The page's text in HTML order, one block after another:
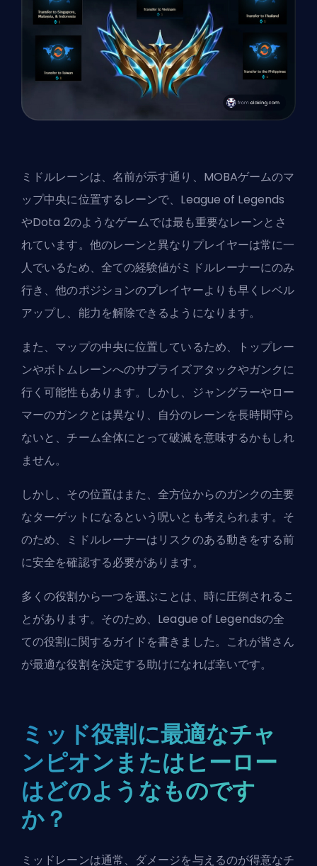
ミドルレーンは、名前が示す通り、 MOBAゲームのマ
ップ中央に位置するレーンで、League of Legends
やDota 2のようなゲームでは最も重要なレーンとさ
れています。他のレーンと異なりプレイヤーは常に一
人でいるため、全ての経験値がミドルレーナーにのみ
行き、他のポジションのプレイヤーよりも早くレベル
アップし、能力を解除できるようになります。
また、マップの中央に位置しているため、トップレー
ンやボトムレーンへのサプライズアタックやガンクに
行く可能性もあります。しかし、
ジャングラーやロー
マーのガンクとは異なり、自分のレーンを長時間守ら
ないと、チーム全体にとって破滅を意味するかもしれ
ません。
しかし、その位置はまた、全方位からのガンクの主要
なターゲットになるという呪いとも考えられます。そ
のため、ミドルレーナーはリスクのある動きをする前
に安全を確認する必要があります。
多くの役割から一つを選ぶことは、時に圧倒されるこ
とがあります。そのため、League of Legendsの全
ての役割に関するガイドを書きました。これが皆さん
が最適な役割を決定する助けになれば幸いです。
ミッド役割に最適なチャ
ンピオンまたはヒーロー
はどのようなものです
か？
ミッドレーンは通常、ダメージを与えるのが得意なチ